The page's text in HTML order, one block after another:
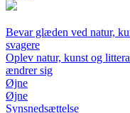
Bevar glæden ved natur,
svagere
Oplev natur, kunst og
ændrer sig
Øjne
Øjne
Synsnedsættelse